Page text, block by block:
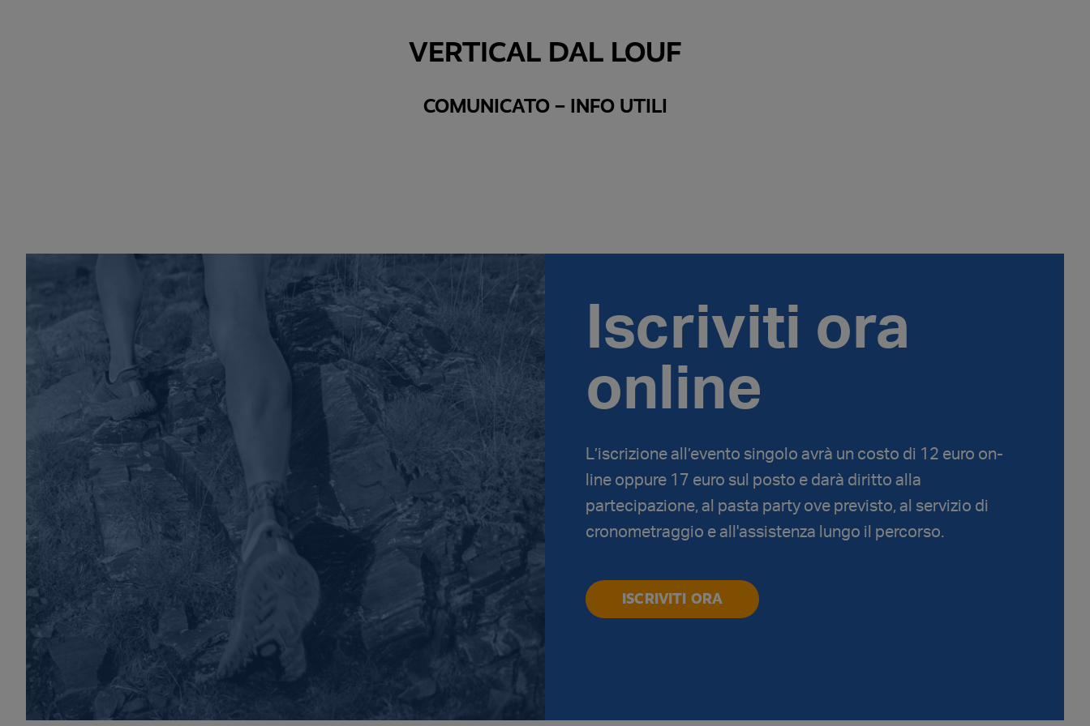
VERTICAL DAL LOUF
COMUNICATO – INFO UTILI
Iscriviti ora
online
L’iscrizione all’evento singolo avrà un costo di 12 euro on-
line oppure 17 euro sul posto e darà diritto alla
partecipazione, al pasta party ove previsto, al servizio di
cronometraggio e all'assistenza lungo il percorso.
ISCRIVITI ORA